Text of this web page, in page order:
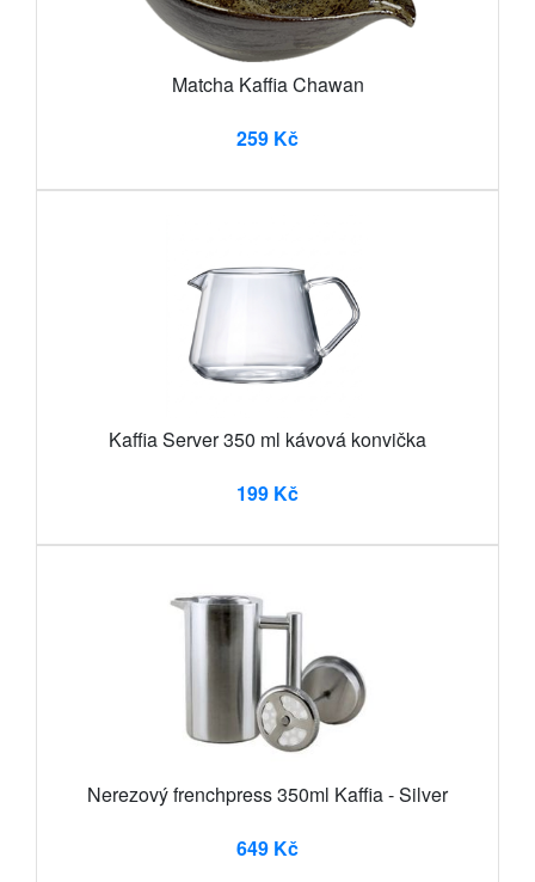
Matcha Kaffia Chawan
259 Kč
Kaffia Server 350 ml kávová konvička
199 Kč
Nerezový frenchpress 350ml Kaffia - Silver
649 Kč